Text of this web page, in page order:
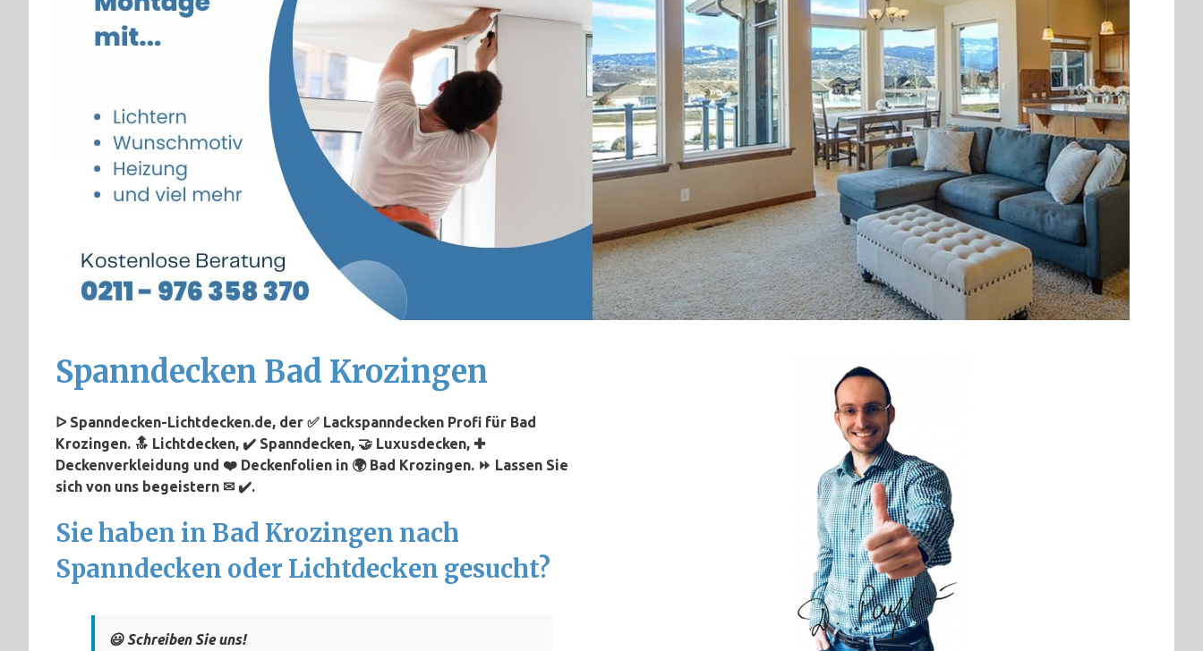
Spanndecken Bad Krozingen
ᐅ Spanndecken-Lichtdecken.de, der ✅ Lackspanndecken Profi für Bad
Krozingen. 🔝 Lichtdecken, ✔️ Spanndecken, 🤝 Luxusdecken, ✚
Deckenverkleidung und ❤️ Deckenfolien in 🌍 Bad Krozingen. ⏩ Lassen Sie
sich von uns begeistern ✉ ✔️.
Sie haben in Bad Krozingen nach
Spanndecken oder Lichtdecken gesucht?
😃 Schreiben Sie uns!